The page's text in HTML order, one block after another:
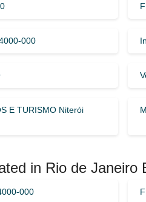
000
E TURISMO Niterói
in Rio de
000